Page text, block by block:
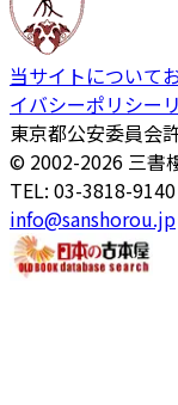
当サイトについて
イバシーポリシー
東京都公安委員会
© 2002-2026 三書
TEL: 03-3818-
info@sanshorou.jp